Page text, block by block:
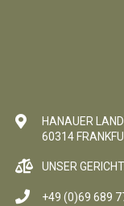
HANAUER
60314
UNSER
+49 (0)69 689